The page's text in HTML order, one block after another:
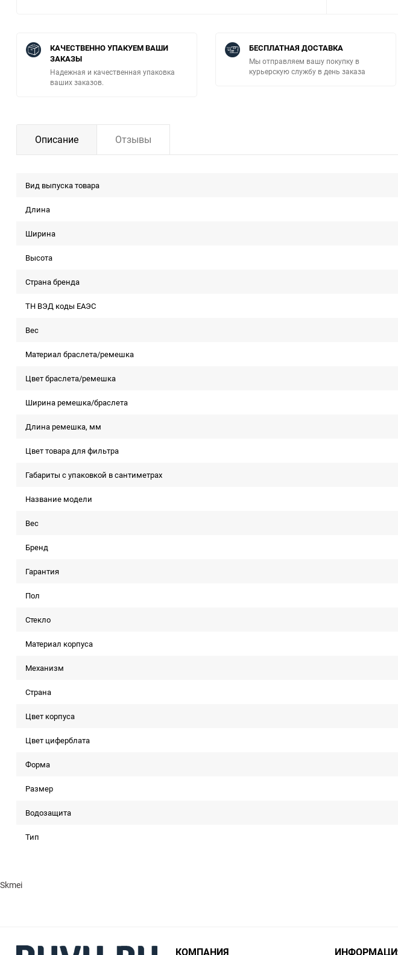
КАЧЕСТВЕННО УПАКУЕМ ВАШИ
ЗАКАЗЫ
Надежная и качественная упаковка
ваших заказов.
БЕСПЛАТНАЯ ДОСТАВКА
Мы отправляем вашу покупку в
курьерскую службу в день заказа
Описание Отзывы
Вид выпуска товара
Длина
Ширина
Высота
Страна бренда
ТН ВЭД коды ЕАЭС
Вес
Материал браслета/ремешка
Цвет браслета/ремешка
Ширина ремешка/браслета
Длина ремешка, мм
Цвет товара для фильтра
Габариты с упаковкой в сантиметрах
Название модели
Вес
Бренд
Гарантия
Пол
Стекло
Материал корпуса
Механизм
Страна
Цвет корпуса
Цвет циферблата
Форма
Размер
Водозащита
Тип
Skmei
КОМПАНИЯ